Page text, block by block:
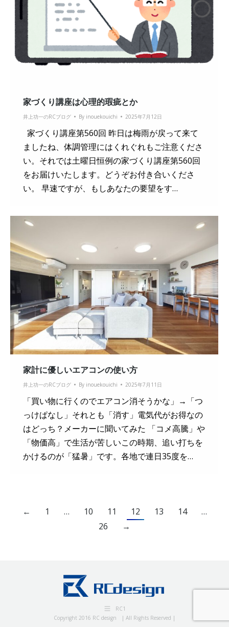
家づくり講座は心理的瑕疵とか
井上功一のRCブログ By inouekouichi 2025年7月12日
家づくり講座第560回 昨日は梅雨が戻って来て
ましたね、体調管理にはくれぐれもご注意くださ
い。それでは土曜日恒例の家づくり講座第560回
をお届けいたします。どうぞお付き合いくださ
い。 早速ですが、もしあなたの要望をす…
家計に優しいエアコンの使い方
井上功一のRCブログ By inouekouichi 2025年7月11日
「買い物に行くのでエアコン消そうかな」→「つ
っけぱなし」それとも「消す」電気代がお得なの
はどっち？メーカーに聞いてみた 「コメ高騰」や
「物価高」で生活が苦しいこの時期、追い打ちを
かけるのが「猛暑」です。各地で連日35度を…
← 1 … 10 11 12 13 14
…
26
→
RC1
Copyright 2016 RC design | All Rights Reserved |